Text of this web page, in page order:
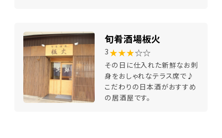
旬肴酒場板火
3 ★★★☆☆
その日に仕入れた新鮮なお刺
身をおしゃれなテラス席で♪
こだわりの日本酒がおすすめ
の居酒屋です。